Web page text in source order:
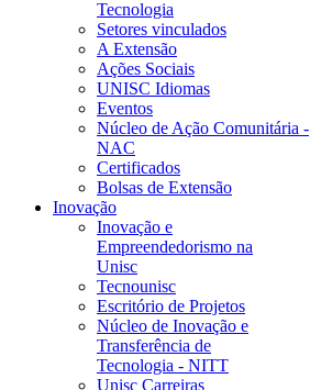
Tecnologia
Setores vinculados
A Extensão
Ações Sociais
UNISC Idiomas
Eventos
Núcleo de Ação Comunitária -
NAC
Certificados
Bolsas de Extensão
Inovação
Inovação e
Empreendedorismo na
Unisc
Tecnounisc
Escritório de Projetos
Núcleo de Inovação e
Transferência de
Tecnologia - NITT
Unisc Carreiras